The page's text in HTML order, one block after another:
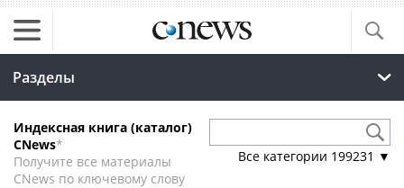
Разделы
Индексная книга (каталог)
CNews*
Получите все материалы
CNews по ключевому слову
Все категории 199231 ▼